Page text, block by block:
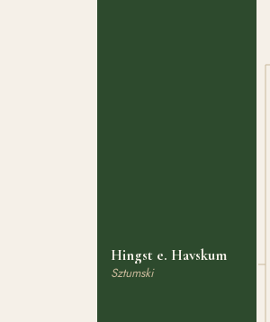
Hingst e. Havskum
Sztumski